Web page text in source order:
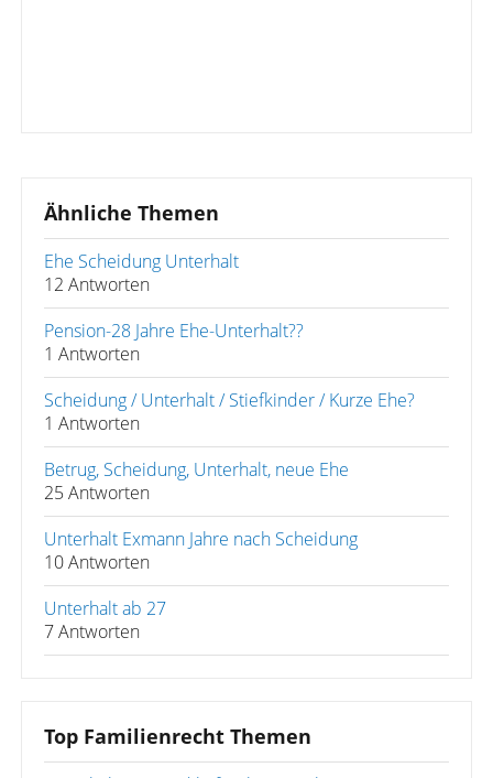
Ähnliche Themen
Ehe Scheidung Unterhalt
12 Antworten
Pension-28 Jahre Ehe-Unterhalt??
1 Antworten
Scheidung / Unterhalt / Stiefkinder / Kurze Ehe?
1 Antworten
Betrug, Scheidung, Unterhalt, neue Ehe
25 Antworten
Unterhalt Exmann Jahre nach Scheidung
10 Antworten
Unterhalt ab 27
7 Antworten
Top Familienrecht Themen